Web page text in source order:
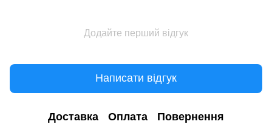
Додайте перший відгук
Написати відгук
Доставка Оплата Повернення